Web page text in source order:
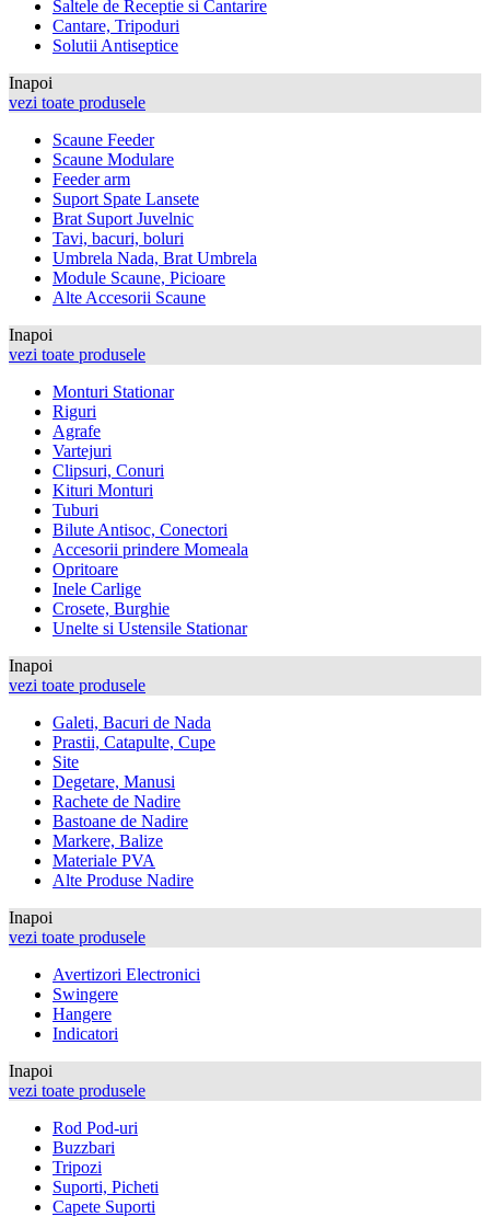
Saltele de Receptie si Cantarire
Cantare, Tripoduri
Solutii Antiseptice
Inapoi
vezi toate produsele
Scaune Feeder
Scaune Modulare
Feeder arm
Suport Spate Lansete
Brat Suport Juvelnic
Tavi, bacuri, boluri
Umbrela Nada, Brat Umbrela
Module Scaune, Picioare
Alte Accesorii Scaune
Inapoi
vezi toate produsele
Monturi Stationar
Riguri
Agrafe
Vartejuri
Clipsuri, Conuri
Kituri Monturi
Tuburi
Bilute Antisoc, Conectori
Accesorii prindere Momeala
Opritoare
Inele Carlige
Crosete, Burghie
Unelte si Ustensile Stationar
Inapoi
vezi toate produsele
Galeti, Bacuri de Nada
Prastii, Catapulte, Cupe
Site
Degetare, Manusi
Rachete de Nadire
Bastoane de Nadire
Markere, Balize
Materiale PVA
Alte Produse Nadire
Inapoi
vezi toate produsele
Avertizori Electronici
Swingere
Hangere
Indicatori
Inapoi
vezi toate produsele
Rod Pod-uri
Buzzbari
Tripozi
Suporti, Picheti
Capete Suporti